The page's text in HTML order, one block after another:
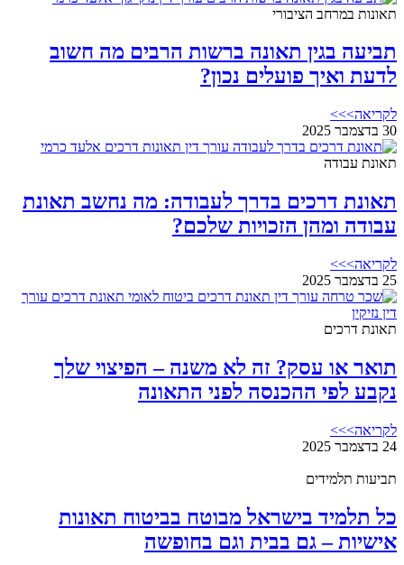
תאונות במרחב הציבורי
תביעה בגין תאונה ברשות הרבים מה חשוב
לדעת ואיך פועלים נכון?
לקריאה>>>
30 בדצמבר 2025
תאונת עבודה
תאונת דרכים בדרך לעבודה: מה נחשב תאונת
עבודה ומהן הזכויות שלכם?
לקריאה>>>
25 בדצמבר 2025
תאונת דרכים
תואר או עסק? זה לא משנה – הפיצוי שלך
נקבע לפי ההכנסה לפני התאונה
לקריאה>>>
24 בדצמבר 2025
תביעות תלמידים
כל תלמיד בישראל מבוטח בביטוח תאונות
אישיות – גם בבית וגם בחופשה